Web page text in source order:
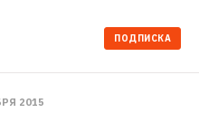
ПОДПИСКА
2015